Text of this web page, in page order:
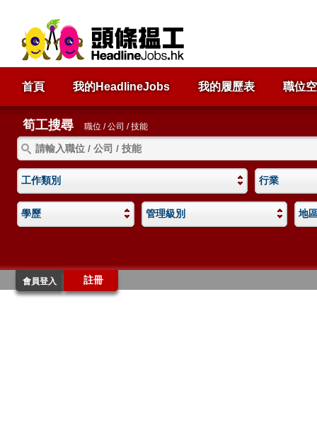
首頁 我的HeadlineJobs 我的履歷表 職位
筍工搜尋 職位 / 公司 / 技能
工作類別 行業
學歷 管理級別 地
會員登入 註冊